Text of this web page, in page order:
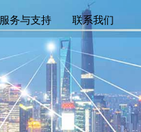
服务与支持 联系我们